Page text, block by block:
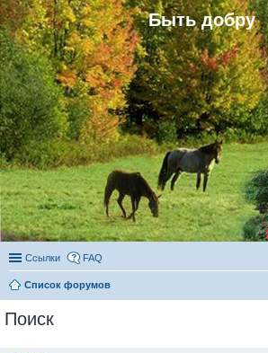
Быть добру
Ссылки FAQ
Список форумов
Поиск